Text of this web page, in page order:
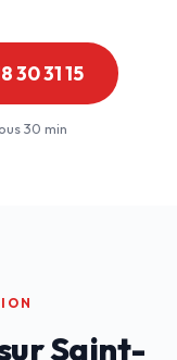
30 31 15
30 min
Saint-